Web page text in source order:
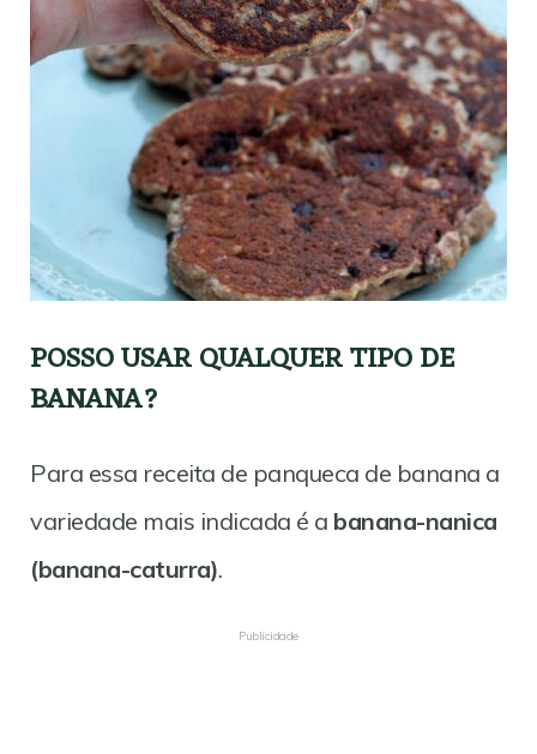
POSSO USAR QUALQUER TIPO DE
BANANA?
Para essa receita de panqueca de banana a
variedade mais indicada é a banana-nanica
(banana-caturra).
Publicidade